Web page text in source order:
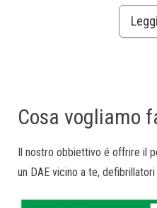
Cosa vogliamo
Il nostro obbiettivo é offrire il
un DAE vicino a te,